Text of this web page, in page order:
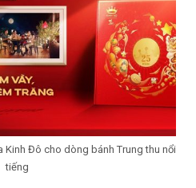
Kinh Đô cho dòng bánh Trung thu nổi
tiếng